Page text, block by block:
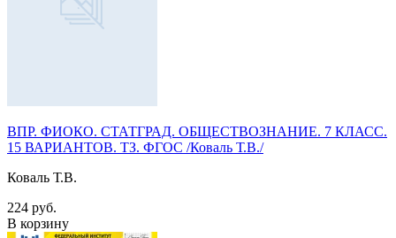
ВПР. ФИОКО. СТАТГРАД. ОБЩЕСТВОЗНАНИЕ. 7 КЛАСС.
15 ВАРИАНТОВ. ТЗ. ФГОС /Коваль Т.В./
Коваль Т.В.
224 руб.
В корзину